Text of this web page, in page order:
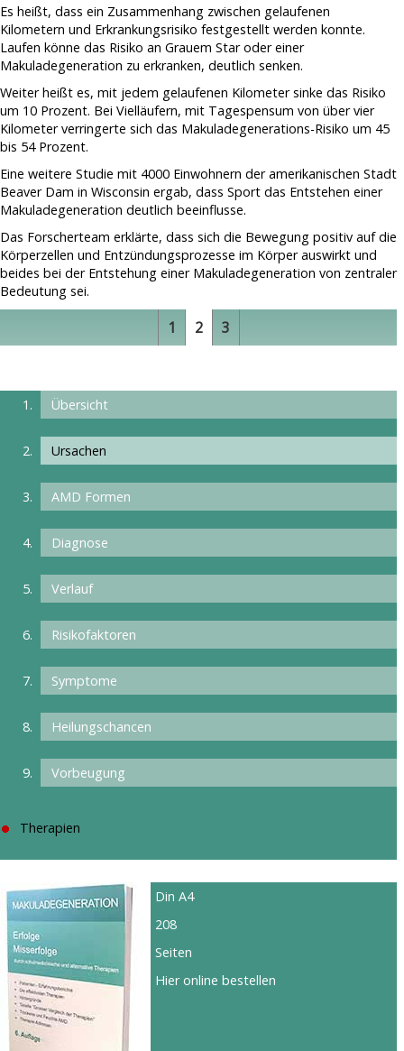
"Ich dachte, ich bräuchte nur eine neue Brille" - Zufallsdiagnose
Makuladegeneration
Schlechte Lebensgewohnheiten können Makuladegeneration
auslösen
Je älter, desto eher von Makuladegeneration betroffen
Pille gegen Makuladegeneration
Es heißt, dass ein Zusammenhang zwischen gelaufenen
Kilometern und Erkrankungsrisiko festgestellt werden konnte.
Laufen könne das Risiko an Grauem Star oder einer
Makuladegeneration zu erkranken, deutlich senken.
Weiter heißt es, mit jedem gelaufenen Kilometer sinke das Risiko
um 10 Prozent. Bei Vielläufern, mit Tagespensum von über vier
Kilometer verringerte sich das Makuladegenerations-Risiko um 45
bis 54 Prozent.
Eine weitere Studie mit 4000 Einwohnern der amerikanischen Stadt
Beaver Dam in Wisconsin ergab, dass Sport das Entstehen einer
Makuladegeneration deutlich beeinflusse.
Das Forscherteam erklärte, dass sich die Bewegung positiv auf die
Körperzellen und Entzündungsprozesse im Körper auswirkt und
beides bei der Entstehung einer Makuladegeneration von zentraler
Bedeutung sei.
1 2 3
Übersicht
Ursachen
AMD Formen
Diagnose
Verlauf
Risikofaktoren
Symptome
Heilungschancen
Vorbeugung
Therapien
Din A4
208
Seiten
Hier online bestellen